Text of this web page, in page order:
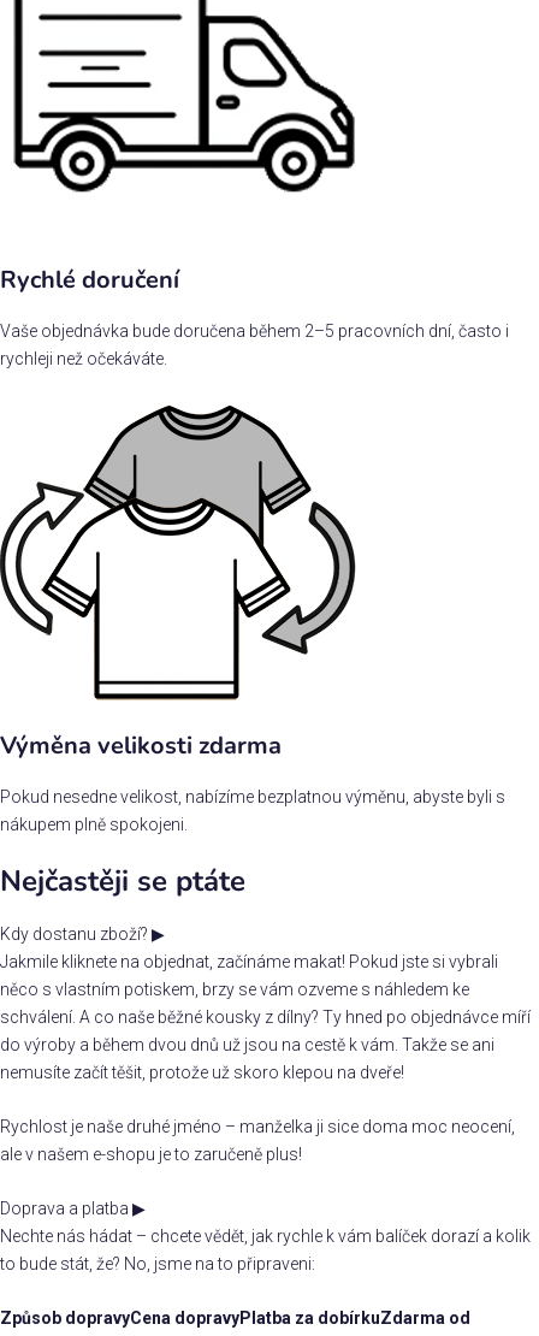
Rychlé doručení
Vaše objednávka bude doručena během 2–5 pracovních dní, často i
rychleji než očekáváte.
Výměna velikosti zdarma
Pokud nesedne velikost, nabízíme bezplatnou výměnu, abyste byli s
nákupem plně spokojeni.
Nejčastěji se ptáte
Kdy dostanu zboží? ▶
Jakmile kliknete na objednat, začínáme makat! Pokud jste si vybrali
něco s vlastním potiskem, brzy se vám ozveme s náhledem ke
schválení. A co naše běžné kousky z dílny? Ty hned po objednávce míří
do výroby a během dvou dnů už jsou na cestě k vám. Takže se ani
nemusíte začít těšit, protože už skoro klepou na dveře!
Rychlost je naše druhé jméno – manželka ji sice doma moc neocení,
ale v našem e-shopu je to zaručeně plus!
Doprava a platba ▶
Nechte nás hádat – chcete vědět, jak rychle k vám balíček dorazí a kolik
to bude stát, že? No, jsme na to připraveni:
Způsob dopravyCena dopravyPlatba za dobírkuZdarma od